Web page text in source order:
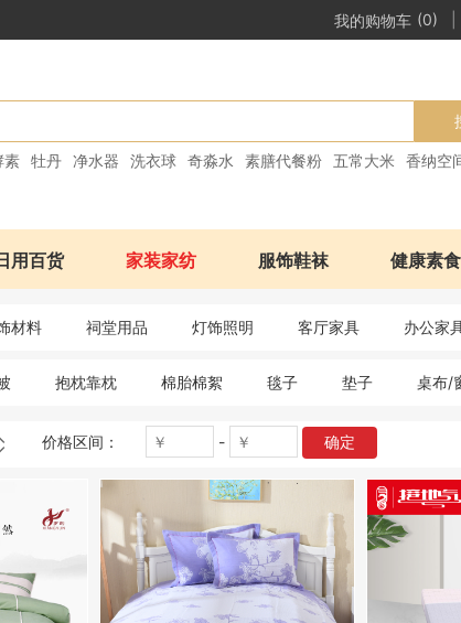
我的购物车 (0)
素 牡丹 净水器 洗衣球 奇淼水 素膳代餐粉 五常大米
香纳空
用百货 家装家纺 服饰鞋袜 健康素食
材料 祠堂用品 灯饰照明 客厅家具 办公家
抱枕靠枕 棉胎棉絮 毯子 垫子 桌布/
价格区间： - 确定